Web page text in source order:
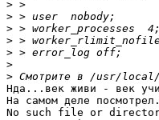
>
>
>
>
>
>
>
Нда...век живи - век
На самом деле
No such file or directory